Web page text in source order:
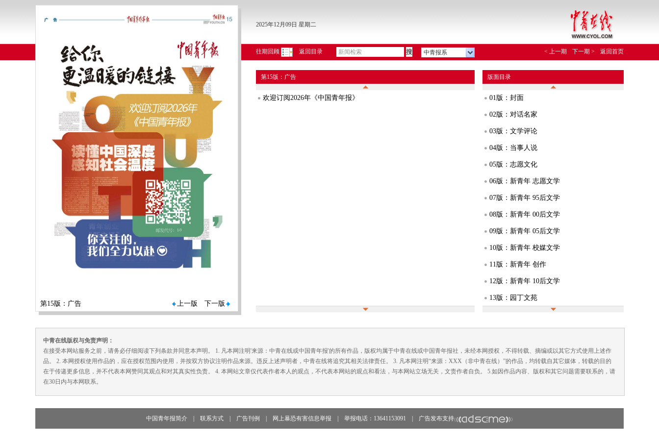
第15版：广告 上一版 下一版
2025年12月09日 星期二
往期回顾 返回目录 中青报系 < 上一期 下一期 > 返回首页
第15版：广告
欢迎订阅2026年《中国青年报》
版面目录
01版：封面
02版：对话名家
03版：文学评论
04版：当事人说
05版：志愿文化
06版：新青年 志愿文学
07版：新青年 95后文学
08版：新青年 00后文学
09版：新青年 05后文学
10版：新青年 校媒文学
11版：新青年 创作
12版：新青年 10后文学
13版：园丁文苑
16版：广告
中青在线版权与免责声明：
在接受本网站服务之前，请务必仔细阅读下列条款并同意本声明。 1. 凡本网注明'来源：中青在线或中国青年报'的所有作品，版权均属于中青在线或中国青年报社，未经本网授权，不得转载、摘编或以其它方式使用上述作
品。 2. 本网授权使用作品的，应在授权范围内使用，并按双方协议注明作品来源。违反上述声明者，中青在线将追究其相关法律责任。 3. 凡本网注明“来源：XXX（非中青在线）”的作品，均转载自其它媒体，转载的目的
在于传递更多信息，并不代表本网赞同其观点和对其真实性负责。 4. 本网站文章仅代表作者本人的观点，不代表本网站的观点和看法，与本网站立场无关，文责作者自负。 5.如因作品内容、版权和其它问题需要联系的，请
在30日内与本网联系。
中国青年报简介 联系方式 广告刊例 网上暴恐有害信息举报 举报电话：13641153091 广告发布支持